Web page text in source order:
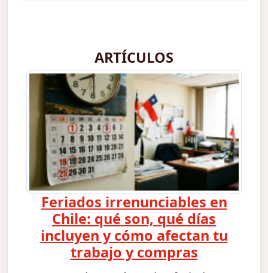
ARTÍCULOS
Feriados irrenunciables en
Chile: qué son, qué días
incluyen y cómo afectan tu
trabajo y compras